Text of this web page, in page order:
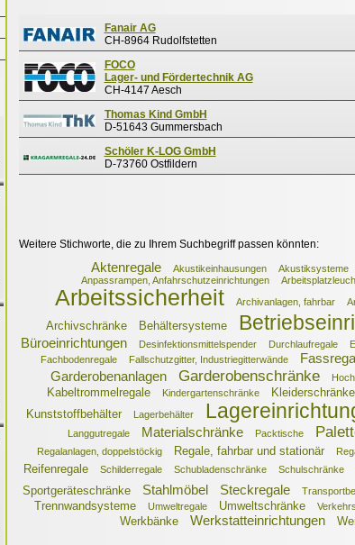
Fanair AG
CH-8964 Rudolfstetten
FOCO
Lager- und Fördertechnik AG
CH-4147 Aesch
Thomas Kind GmbH
D-51643 Gummersbach
Schöler K-LOG GmbH
D-73760 Ostfildern
Weitere Stichworte, die zu Ihrem Suchbegriff passen könnten:
Aktenregale Akustikeinhausungen Akustiksysteme
Anpassrampen, Anfahrschutzeinrichtungen
Arbeitssicherheit Archivanlagen, fahrbar
Archivschränke
Behältersysteme
Büroeinrichtungen Desinfektionsmittelspender Durchlaufregale
Fachbodenregale
Fallschutzgitter, Industriegitterwände
Garderobenanlagen Garderobenschränke
Kabeltrommelregale Kindergartenschränke Kleiderschränke
Kunststoffbehälter
Lagerbehälter
Langgutregale Materialschränke Packtische
Regalanlagen, doppelstöckig
Regale, fahrbar und stationär
Reifenregale Schilderregale Schubladenschränke Schulschränke
Sportgeräteschränke Stahlmöbel Steckregale
Trennwandsysteme Umweltregale Umweltschränke
Werkbänke
Werkstatteinrichtungen